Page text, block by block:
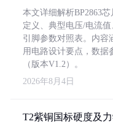
本文详细解析BP2863
定义、典型电压/电流
引脚参数对照表。内容
用电路设计要点，数据
（版本V1.2）。
2026年8月4日
T2紫铜国标硬度及